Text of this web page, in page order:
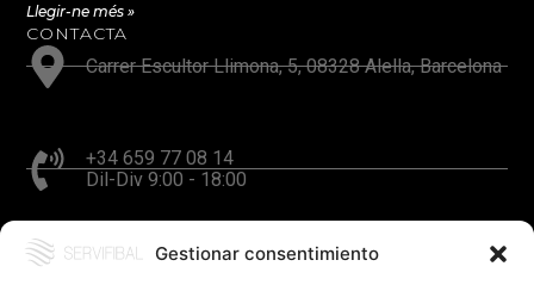
Gestionar consentimiento
Llegir-ne més »
CONTACTA
Carrer Escultor Llimona, 5, 08328 Alella, Barcelona
+34 659 77 08 14
Dil-Div 9:00 - 18:00
hola@servifibal.cat